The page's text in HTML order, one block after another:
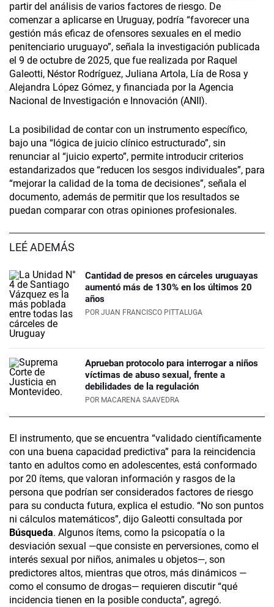
partir del análisis de varios factores de riesgo. De
comenzar a aplicarse en Uruguay, podría “favorecer una
gestión más eficaz de ofensores sexuales en el medio
penitenciario uruguayo”, señala la investigación publicada
el 9 de octubre de 2025, que fue realizada por Raquel
Galeotti, Néstor Rodríguez, Juliana Artola, Lía de Rosa y
Alejandra López Gómez, y financiada por la Agencia
Nacional de Investigación e Innovación (ANII).
La posibilidad de contar con un instrumento específico,
bajo una “lógica de juicio clínico estructurado”, sin
renunciar al “juicio experto”, permite introducir criterios
estandarizados que “reducen los sesgos individuales”, para
“mejorar la calidad de la toma de decisiones”, señala el
documento, además de permitir que los resultados se
puedan comparar con otras opiniones profesionales.
LEÉ ADEMÁS
Cantidad de presos en cárceles uruguayas
aumentó más de 130% en los últimos 20
años
POR JUAN FRANCISCO PITTALUGA
Aprueban protocolo para interrogar a niños
víctimas de abuso sexual, frente a
debilidades de la regulación
POR MACARENA SAAVEDRA
El instrumento, que se encuentra “validado científicamente
con una buena capacidad predictiva” para la reincidencia
tanto en adultos como en adolescentes, está conformado
por 20 ítems, que valoran información y rasgos de la
persona que podrían ser considerados factores de riesgo
para su conducta futura, explica el estudio. “No son puntos
ni cálculos matemáticos”, dijo Galeotti consultada por
Búsqueda. Algunos ítems, como la psicopatía o la
desviación sexual —que consiste en perversiones, como el
interés sexual por niños, animales u objetos—, son
predictores altos, mientras que otros, más dinámicos —
como el consumo de drogas— requieren discutir “qué
incidencia tienen en la posible conducta”, agregó.